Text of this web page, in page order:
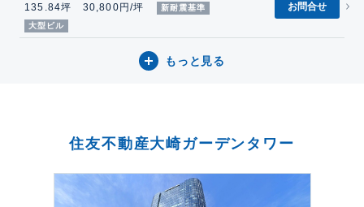
135.84坪 30,800円/坪
新耐震基準
大型ビル
お問合せ
もっと見る
住友不動産大崎ガーデンタワー